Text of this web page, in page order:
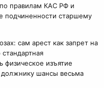
правилам КАС РФ и
подчиненности старшему
сам арест как запрет на
физическое изъятие
шансы весьма